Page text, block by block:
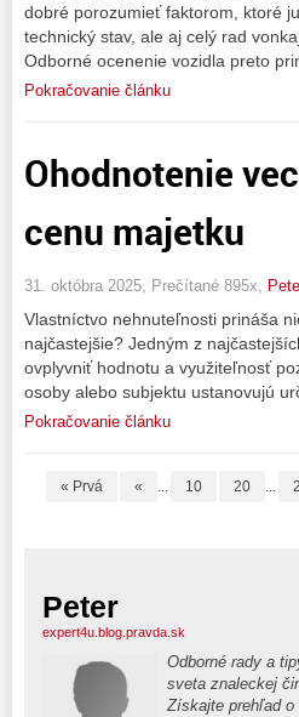
dobré porozumieť faktorom, ktoré
technický stav, ale aj celý rad
Odborné ocenenie vozidla preto
Pokračovanie článku
Ohodnotenie
cenu majetku
31. októbra 2025, Prečítané 895x,
Vlastníctvo nehnuteľnosti prináša
najčastejšie? Jedným z
ovplyvniť hodnotu a využiteľnosť
osoby alebo subjektu ustanovujú
Pokračovanie článku
« Prvá « ... 10 20 ...
Peter
expert4u.blog.pravda.sk
Odborné rady a
sveta znaleckej
Získajte prehľad o